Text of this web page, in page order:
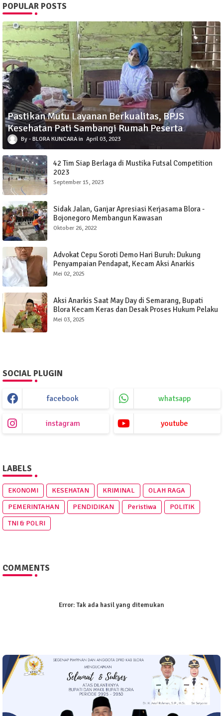
POPULAR POSTS
Pastikan Mutu Layanan Berkualitas, BPJS
Kesehatan Pati Sambangi Rumah Peserta
BLORA KUNCARA April 03, 2023
42 Tim Siap Berlaga di Mustika Futsal Competition
2023
September 15, 2023
Sidak Jalan, Ganjar Apresiasi Kerjasama Blora -
Bojonegoro Membangun Kawasan
Oktober 26, 2022
Advokat Cepu Soroti Demo Hari Buruh: Dukung
Penyampaian Pendapat, Kecam Aksi Anarkis
Mei 02, 2025
Aksi Anarkis Saat May Day di Semarang, Bupati
Blora Kecam Keras dan Desak Proses Hukum Pelaku
Mei 03, 2025
SOCIAL PLUGIN
facebook whatsapp
instagram youtube
LABELS
EKONOMI KESEHATAN KRIMINAL
OLAH RAGA
PEMERINTAHAN
PENDIDIKAN Peristiwa
POLITIK
TNI & POLRI
COMMENTS
Error:Tak ada hasil yang ditemukan